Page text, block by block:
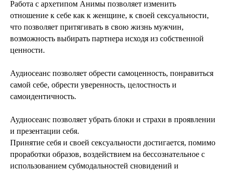
Работа с архетипом Анимы позволяет изменить
отношение к себе как к женщине, к своей сексуальности,
что позволяет притягивать в свою жизнь мужчин,
возможность выбирать партнера исходя из собственной
ценности.
Аудиосеанс позволяет обрести самоценность, понравиться
самой себе, обрести уверенность, целостность и
самоидентичность.
Аудиосеанс позволяет убрать блоки и страхи в проявлении
и презентации себя.
Принятие себя и своей сексуальности достигается, помимо
проработки образов, воздействием на бессознательное с
использованием субмодальностей сновидений и